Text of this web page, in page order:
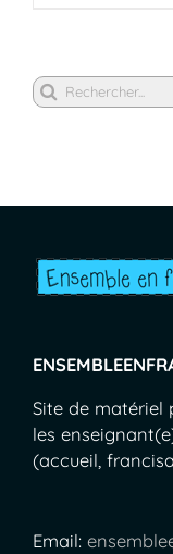
Rechercher
Site de matériel
les
(accueil,
Email: